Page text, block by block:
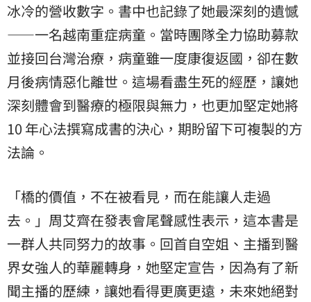
冰冷的營收數字。書中也記錄了她最深刻的遺憾
——一名越南重症病童。當時團隊全力協助募款
並接回台灣治療，病童雖一度康復返國，卻在數
月後病情惡化離世。這場看盡生死的經歷，讓她
深刻體會到醫療的極限與無力，也更加堅定她將
10 年心法撰寫成書的決心，期盼留下可複製的方
法論。
「橋的價值，不在被看見，而在能讓人走過
去。」周艾齊在發表會尾聲感性表示，這本書是
一群人共同努力的故事。回首自空姐、主播到醫
界女強人的華麗轉身，她堅定宣告，因為有了新
聞主播的歷練，讓她看得更廣更遠，未來她絕對